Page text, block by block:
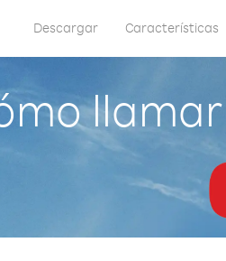
Descargar Características